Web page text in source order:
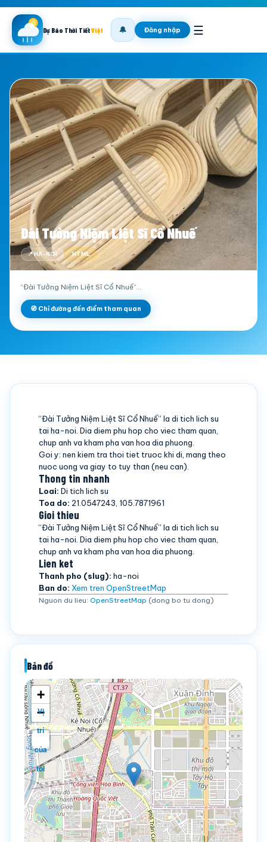
Dự Báo Thời TiếtViệt 🔔 Đăng nhập ☰
Đài Tưởng Niệm Liệt Sĩ Cổ Nhuế
📍 HA-NOI .HTML
“Đài Tưởng Niệm Liệt Sĩ Cổ Nhuế”…
🧭 Chỉ đường đến điểm tham quan
“Đài Tưởng Niệm Liệt Sĩ Cổ Nhuế” la di tich lich su
tai ha-noi. Dia diem phu hop cho viec tham quan,
chup anh va kham pha van hoa dia phuong.
Goi y: nen kiem tra thoi tiet truoc khi di, mang theo
nuoc uong va giay to tuy than (neu can).
Thong tin nhanh
Loai: Di tich lich su
Toa do: 21.0547243, 105.7871961
Gioi thieu
“Đài Tưởng Niệm Liệt Sĩ Cổ Nhuế” la di tich lich su
tai ha-noi. Dia diem phu hop cho viec tham quan,
chup anh va kham pha van hoa dia phuong.
Lien ket
Thanh pho (slug): ha-noi
Ban do: Xem tren OpenStreetMap
Nguon du lieu: OpenStreetMap (dong bo tu dong)
Bản đồ
+
−
Vị
trí
của
tôi